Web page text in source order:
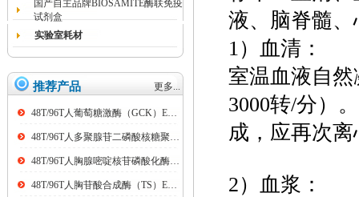
国产自主品牌BIOSAMITE酶联免疫
试剂盒
实验室耗材
推荐产品 更多...
48T/96T人葡萄糖激酶（GCK）ELISA kit
48T/96T人多聚腺苷二磷酸核糖聚合酶（PARP）ELISA kit
48T/96T人胸腺嘧啶核苷磷酸化酶（TP）ELISA kit
48T/96T人胸苷酸合成酶（TS）ELISA kit
液、脑脊髓
1）血清：
室温血液自然
3000转/分）
成，应再次离
2）血浆：